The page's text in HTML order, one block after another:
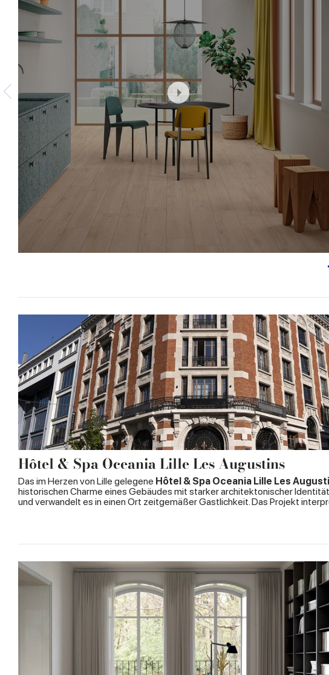
Hôtel & Spa Oceania Lille Les Augustins
Das im Herzen von Lille gelegene Hôtel & Spa Oceania Lille Les
historischen Charme eines Gebäudes mit starker architektonischer
und verwandelt es in einen Ort zeitgemäßer Gastlichkeit. Das Projekt